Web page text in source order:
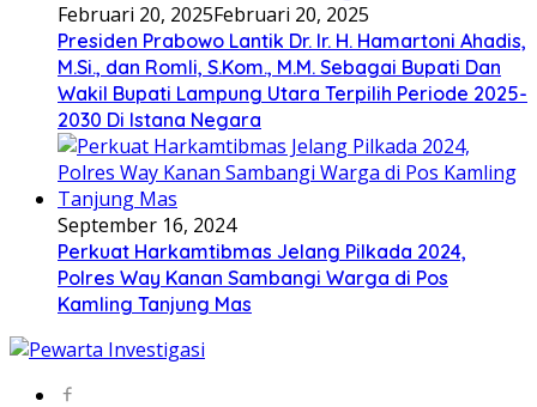
Februari 20, 2025Februari 20, 2025
Presiden Prabowo Lantik Dr. Ir. H. Hamartoni Ahadis,
M.Si., dan Romli, S.Kom., M.M. Sebagai Bupati Dan
Wakil Bupati Lampung Utara Terpilih Periode 2025-
2030 Di Istana Negara
September 16, 2024
Perkuat Harkamtibmas Jelang Pilkada 2024,
Polres Way Kanan Sambangi Warga di Pos
Kamling Tanjung Mas